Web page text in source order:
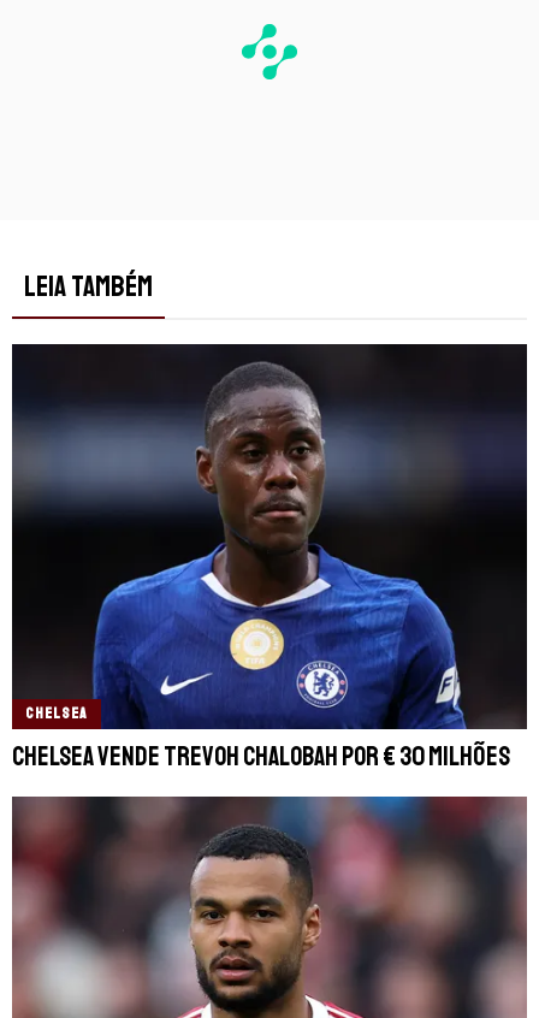
LEIA TAMBÉM
CHELSEA
Chelsea vende Trevoh Chalobah por € 30 milhões